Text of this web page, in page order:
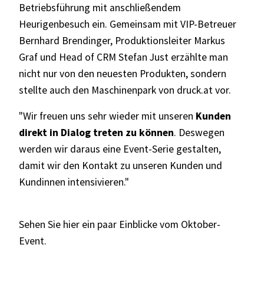
Betriebsführung mit anschließendem
Heurigenbesuch ein. Gemeinsam mit VIP-Betreuer
Bernhard Brendinger, Produktionsleiter Markus
Graf und Head of CRM Stefan Just erzählte man
nicht nur von den neuesten Produkten, sondern
stellte auch den Maschinenpark von druck.at vor.
"Wir freuen uns sehr wieder mit unseren Kunden
direkt in Dialog treten zu können. Deswegen
werden wir daraus eine Event-Serie gestalten,
damit wir den Kontakt zu unseren Kunden und
Kundinnen intensivieren."
Sehen Sie hier ein paar Einblicke vom Oktober-
Event.